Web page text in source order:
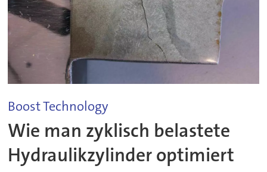
Boost Technology
Wie man zyklisch belastete
Hydraulikzylinder optimiert